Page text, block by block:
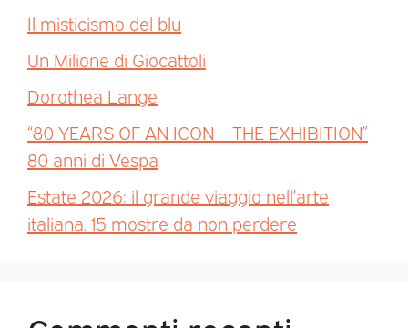
Il misticismo del blu
Un Milione di Giocattoli
Dorothea Lange
“80 YEARS OF AN ICON – THE EXHIBITION”
80 anni di Vespa
Estate 2026: il grande viaggio nell’arte
italiana. 15 mostre da non perdere